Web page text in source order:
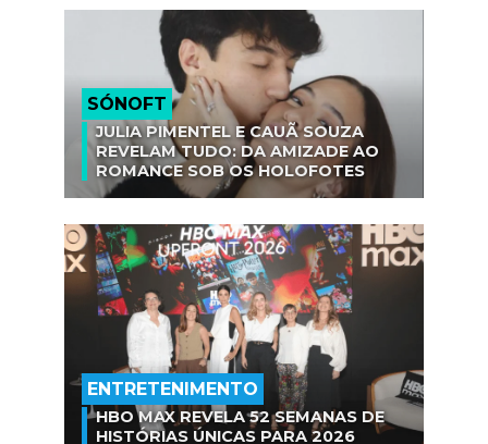
SÓNOFT
JULIA PIMENTEL E CAUÃ SOUZA
REVELAM TUDO: DA AMIZADE AO
ROMANCE SOB OS HOLOFOTES
ENTRETENIMENTO
HBO MAX REVELA 52 SEMANAS DE
HISTÓRIAS ÚNICAS PARA 2026